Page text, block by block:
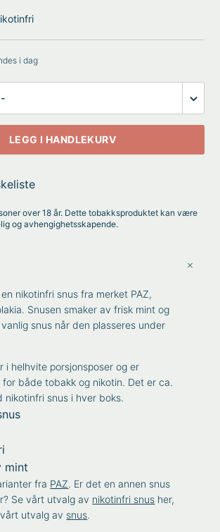
i dag
LEGG I HANDLEKURV
over 18 år. Dette tobakksproduktet kan være
og avhengighetsskapende.
nikotinfri snus fra merket PAZ,
Snusen smaker av frisk mint og
snus når den plasseres under
i helhvite porsjonsposer og er
både tobakk og nikotin. Det er ca.
nikotinfri snus i hver boks.
mint
fra PAZ. Er det en annen snus
Se vårt utvalg av nikotinfri snus her,
utvalg av snus.